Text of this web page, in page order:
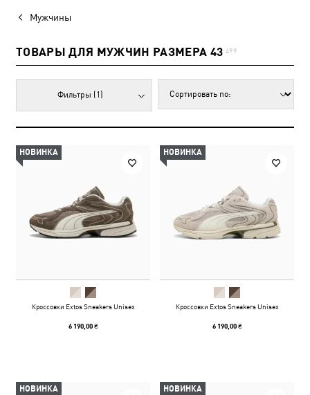
Мужчины
ТОВАРЫ ДЛЯ МУЖЧИН РАЗМЕРА 43 499
Фильтры (1)
НОВИНКА
Кроссовки Extos Sneakers Unisex
6 190,00 ₴
НОВИНКА
Кроссовки Extos Sneakers Unisex
6 190,00 ₴
НОВИНКА НОВИНКА